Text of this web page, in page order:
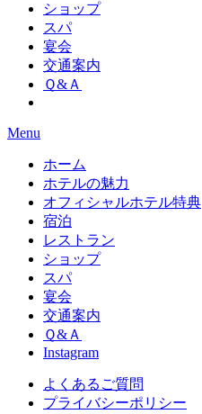
ショップ
スパ
宴会
交通案内
Ｑ&Ａ
Menu
ホーム
ホテルの魅力
オフィシャルホテル特典
宿泊
レストラン
ショップ
スパ
宴会
交通案内
Ｑ&Ａ
Instagram
よくあるご質問
プライバシーポリシー